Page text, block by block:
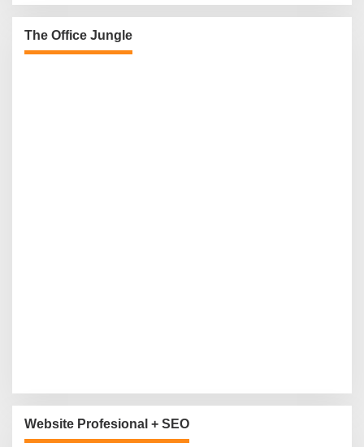
The Office Jungle
Website Profesional + SEO